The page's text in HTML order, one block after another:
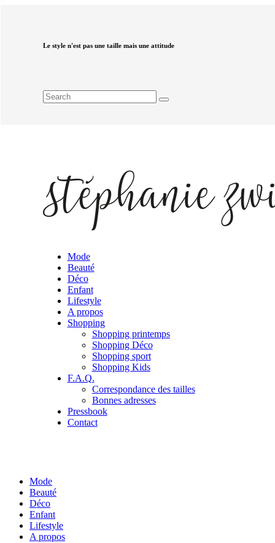
Le style n'est pas une taille mais une attitude
Mode
Beauté
Déco
Enfant
Lifestyle
A propos
Shopping
Shopping printemps
Shopping Déco
Shopping sport
Shopping Kids
F.A.Q.
Correspondance des tailles
Bonnes adresses
Pressbook
Contact
Mode
Beauté
Déco
Enfant
Lifestyle
A propos